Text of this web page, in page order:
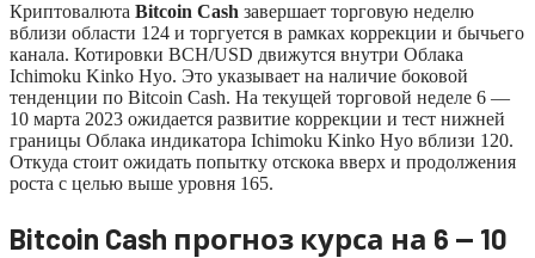
Криптовалюта Bitcoin Cash завершает торговую неделю
вблизи области 124 и торгуется в рамках коррекции и бычьего
канала. Котировки BCH/USD движутся внутри Облака
Ichimoku Kinko Hyo. Это указывает на наличие боковой
тенденции по Bitcoin Cash. На текущей торговой неделе 6 —
10 марта 2023 ожидается развитие коррекции и тест нижней
границы Облака индикатора Ichimoku Kinko Hyo вблизи 120.
Откуда стоит ожидать попытку отскока вверх и продолжения
роста с целью выше уровня 165.
Bitcoin Cash прогноз курса на 6 — 10